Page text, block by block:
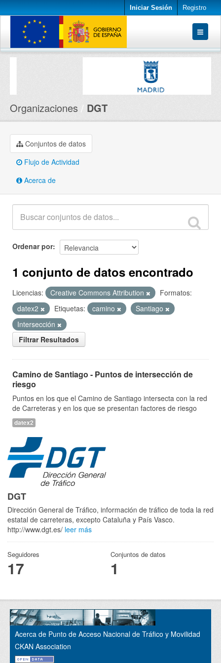
Iniciar Sesión Registro
Conjuntos de datos
Organizaciones DGT
Conjuntos de datos
Flujo de Actividad
Acerca de
Ordenar por
1 conjunto de datos encontrado
Licencias: Creative Commons Attribution
Formatos:
datex2
Etiquetas: camino
Santiago
Intersección
Filtrar Resultados
Camino de Santiago - Puntos de intersección de
riesgo
Puntos en los que el Camino de Santiago intersecta con la red
de Carreteras y en los que se presentan factores de riesgo
datex2
DGT
Dirección General de Tráfico, información de tráfico de toda la red
estatal de carreteras, excepto Cataluña y País Vasco.
http://www.dgt.es/ leer más
Seguidores
17
Conjuntos de datos
1
Acerca de Punto de Acceso Nacional de Tráfico y Movilidad
CKAN Association